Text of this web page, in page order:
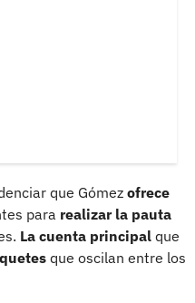
que Gómez ofrece
para realizar la pauta
La cuenta principal que
que oscilan entre los